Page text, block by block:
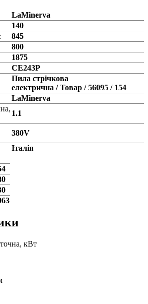
LaMinerva
140
845
800
1875
CE243P
Пила стрічкова
електрична / Товар / 56095 / 154
LaMinerva
1.1
380V
Італія
кВт